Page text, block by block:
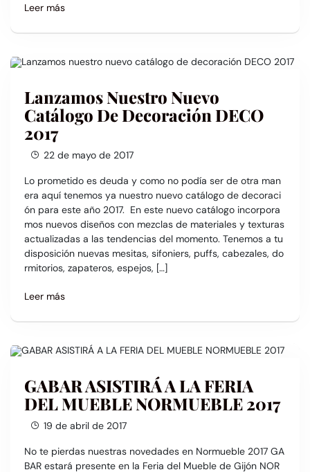
Leer más
Lanzamos Nuestro Nuevo
Catálogo De Decoración DECO
2017
22 de mayo de 2017
Lo prometido es deuda y como no podía ser de otra man
era aquí tenemos ya nuestro nuevo catálogo de decoraci
ón para este año 2017. En este nuevo catálogo incorpora
mos nuevos diseños con mezclas de materiales y texturas
actualizadas a las tendencias del momento. Tenemos a tu
disposición nuevas mesitas, sifoniers, puffs, cabezales, do
rmitorios, zapateros, espejos, […]
Leer más
GABAR ASISTIRÁ A LA FERIA
DEL MUEBLE NORMUEBLE 2017
19 de abril de 2017
No te pierdas nuestras novedades en Normueble 2017 GA
BAR estará presente en la Feria del Mueble de Gijón NOR